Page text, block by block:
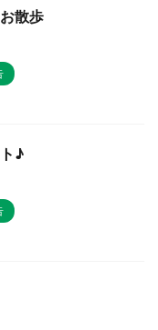
散歩
♪